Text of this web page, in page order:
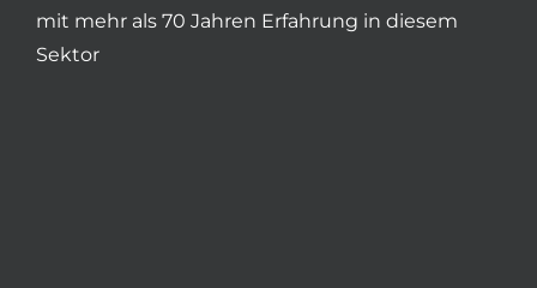
mit mehr als 70 Jahren Erfahrung in diesem
Sektor